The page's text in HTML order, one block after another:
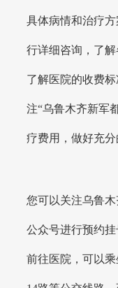
具体病情和治疗
行详细咨询，了解
了解医院的收费
注“乌鲁木齐新军
疗费用，做好充分
您可以关注乌鲁
公众号进行预约
前往医院，可以乘